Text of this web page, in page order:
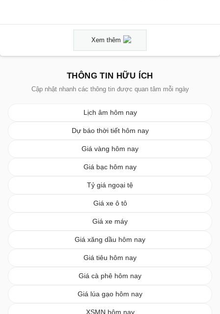
Xem thêm
THÔNG TIN HỮU ÍCH
Cập nhật nhanh các thông tin được quan tâm mỗi ngày
Lịch âm hôm nay
Dự báo thời tiết hôm nay
Giá vàng hôm nay
Giá bạc hôm nay
Tỷ giá ngoại tệ
Giá xe ô tô
Giá xe máy
Giá xăng dầu hôm nay
Giá tiêu hôm nay
Giá cà phê hôm nay
Giá lúa gạo hôm nay
XSMN hôm nay